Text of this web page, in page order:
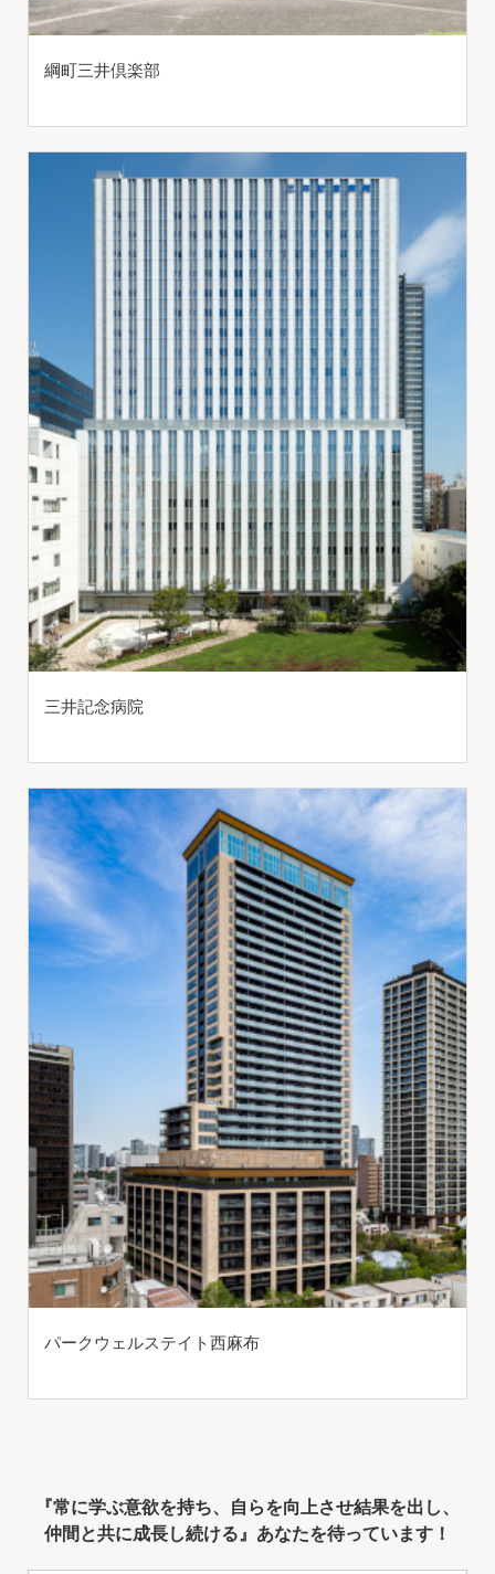
綱町三井倶楽部
三井記念病院
パークウェルステイト西麻布
『常に学ぶ意欲を持ち、自らを向上させ結果を出し、
仲間と共に成長し続ける』あなたを待っています！